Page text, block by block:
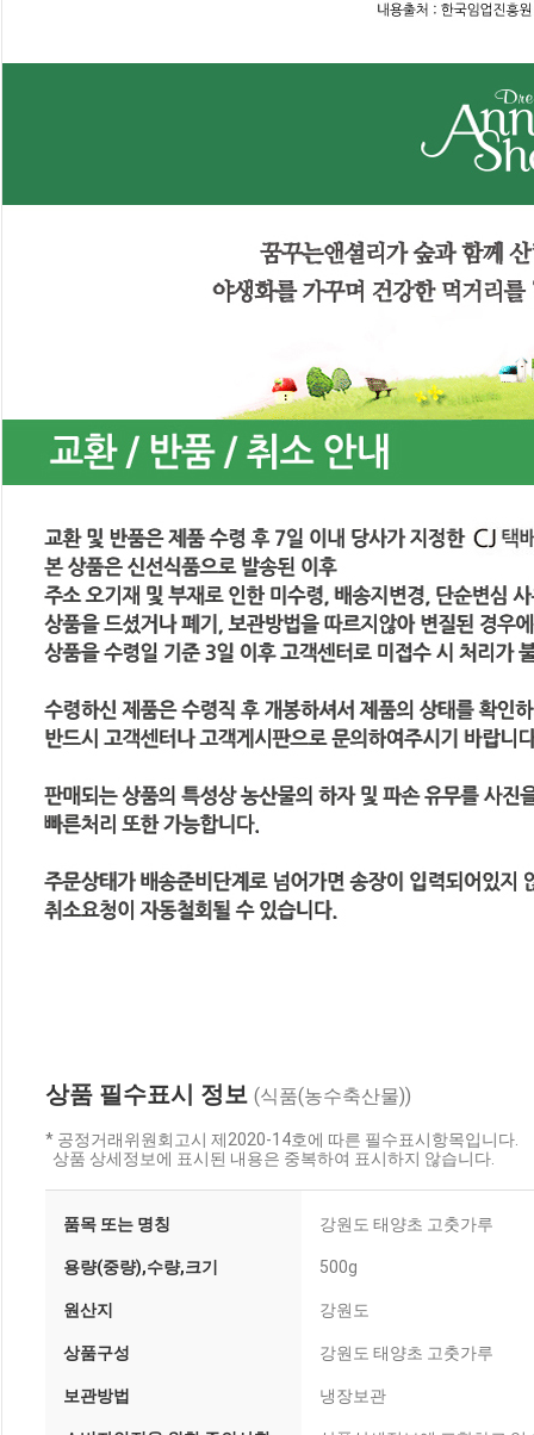
상품 필수표시 정보 (식품(농수축산물))
* 공정거래위원회고시 제2020-14호에 따른 필수표시항목입니다.
상품 상세정보에 표시된 내용은 중복하여 표시하지 않습니다.
품목 또는 명칭 강원도 태양초 고춧가루
용량(중량),수량,크기 500g
원산지 강원도
상품구성 강원도 태양초 고춧가루
보관방법 냉장보관